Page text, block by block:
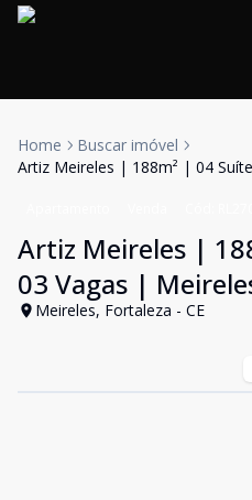
Home
Buscar imóvel
Artiz Meireles | 188m² | 04
Artiz Meireles |
03 Vagas |
Meireles, Fortaleza - CE